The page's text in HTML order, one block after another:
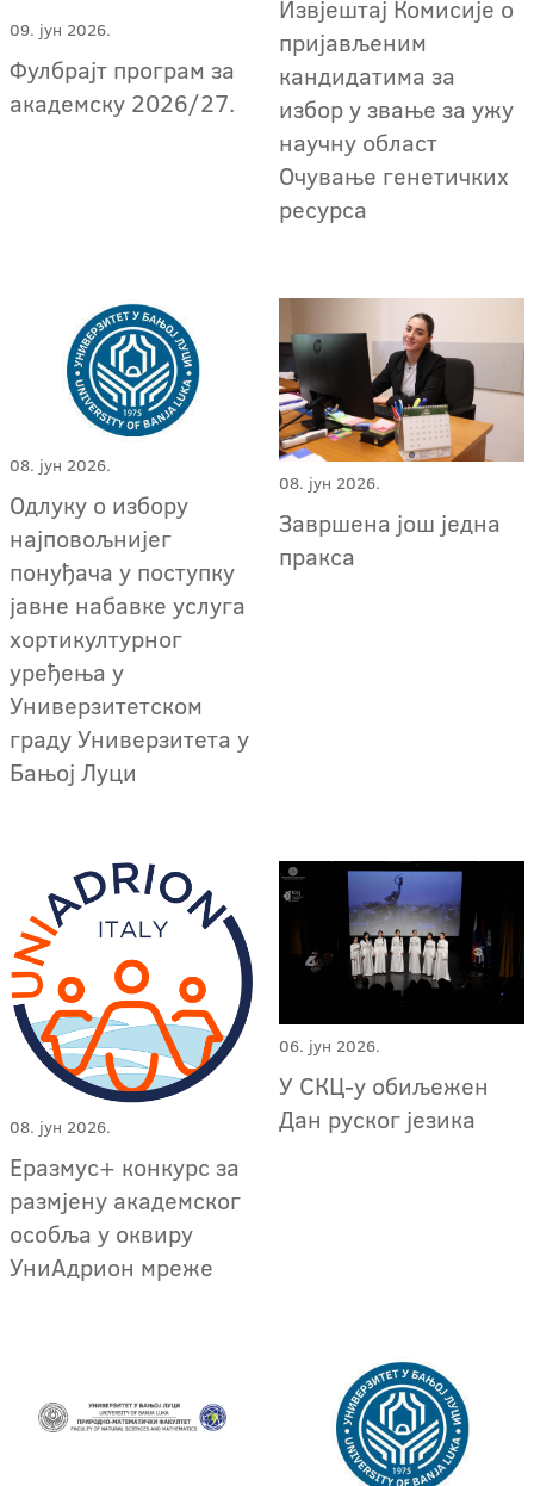
09. јун 2026.
Фулбрајт програм за
академску 2026/27.
Извјештај Комисије о
пријављеним
кандидатима за
избор у звање за ужу
научну област
Очување генетичких
ресурса
08. јун 2026.
Одлуку о избору
најповољнијег
понуђача у поступку
јавне набавке услуга
хортикултурног
уређења у
Универзитетском
граду Универзитета у
Бањој Луци
08. јун 2026.
Завршена још једна
пракса
08. јун 2026.
Еразмус+ конкурс за
размјену академског
особља у оквиру
УниАдрион мреже
06. јун 2026.
У СКЦ-у обиљежен
Дан руског језика